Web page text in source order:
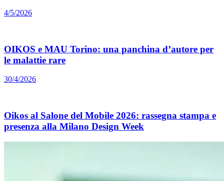
4/5/2026
OIKOS e MAU Torino: una panchina d’autore per
le malattie rare
30/4/2026
Oikos al Salone del Mobile 2026: rassegna stampa e
presenza alla Milano Design Week